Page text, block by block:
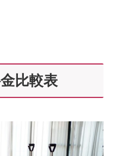
比較表